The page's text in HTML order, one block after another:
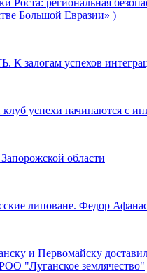
Роста: региональная
Большой Евразии» )
залогам успехов
клуб успехи начинаются с
области
липоване. Федор
и Первомайску
"Луганское землячество"